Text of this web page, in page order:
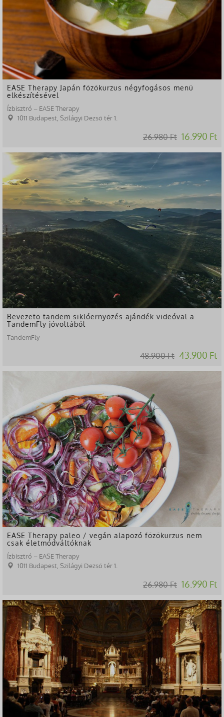
EASE Therapy Japán főzőkurzus négyfogásos menü
elkészítésével
Ízbisztró – EASE Therapy
1011 Budapest, Szilágyi Dezső tér 1.
26.980 Ft 16.990 Ft
-10%
Bevezető tandem siklóernyőzés ajándék videóval a
TandemFly jóvoltából
TandemFly
48.900 Ft 43.900 Ft
EASE Therapy paleo / vegán alapozó főzőkurzus nem
csak életmódváltóknak
Ízbisztró – EASE Therapy
1011 Budapest, Szilágyi Dezső tér 1.
26.980 Ft 16.990 Ft
-40%